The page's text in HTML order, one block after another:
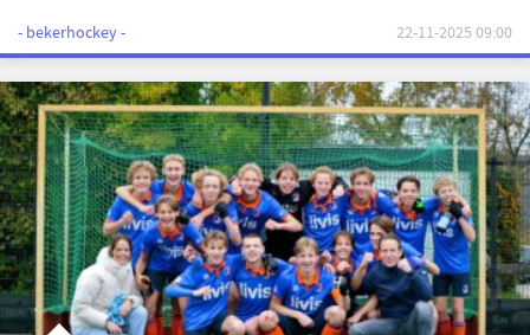
- bekerhockey - 22-11-2025 09:00